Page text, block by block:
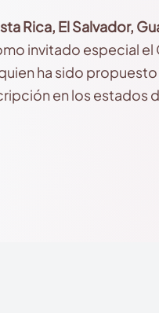
Rica, El Salvador,
invitado especial
ha sido
en los estados